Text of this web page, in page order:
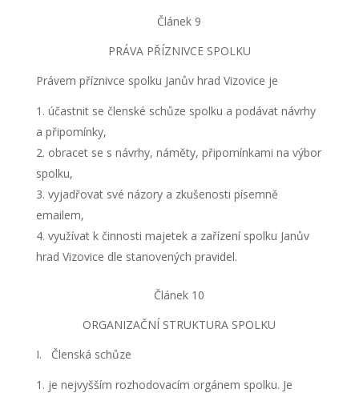
Článek 9
PRÁVA PŘÍZNIVCE SPOLKU
Právem příznivce spolku Janův hrad Vizovice je
účastnit se členské schůze spolku a podávat návrhy
a připomínky,
obracet se s návrhy, náměty, připomínkami na výbor
spolku,
vyjadřovat své názory a zkušenosti písemně
emailem,
využívat k činnosti majetek a zařízení spolku Janův
hrad Vizovice dle stanovených pravidel.
Článek 10
ORGANIZAČNÍ STRUKTURA SPOLKU
I. Členská schůze
je nejvyšším rozhodovacím orgánem spolku. Je